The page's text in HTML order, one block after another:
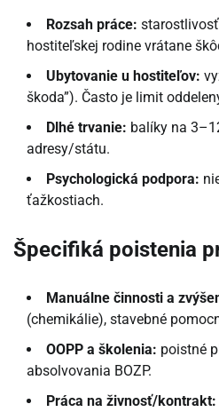
Rozsah práce:
hostiteľskej rodine vrátane
Ubytovanie u hostiteľov:
škoda”). Často je limit
Dlhé trvanie: balíky na
adresy/státu.
Psychologická podpora:
ťažkostiach.
Špecifiká poistenia
Manuálne činnosti a
(chemikálie), stavebné
OOPP a školenia: poistné
absolvovania BOZP.
Práca na živnosť/kontrakt: